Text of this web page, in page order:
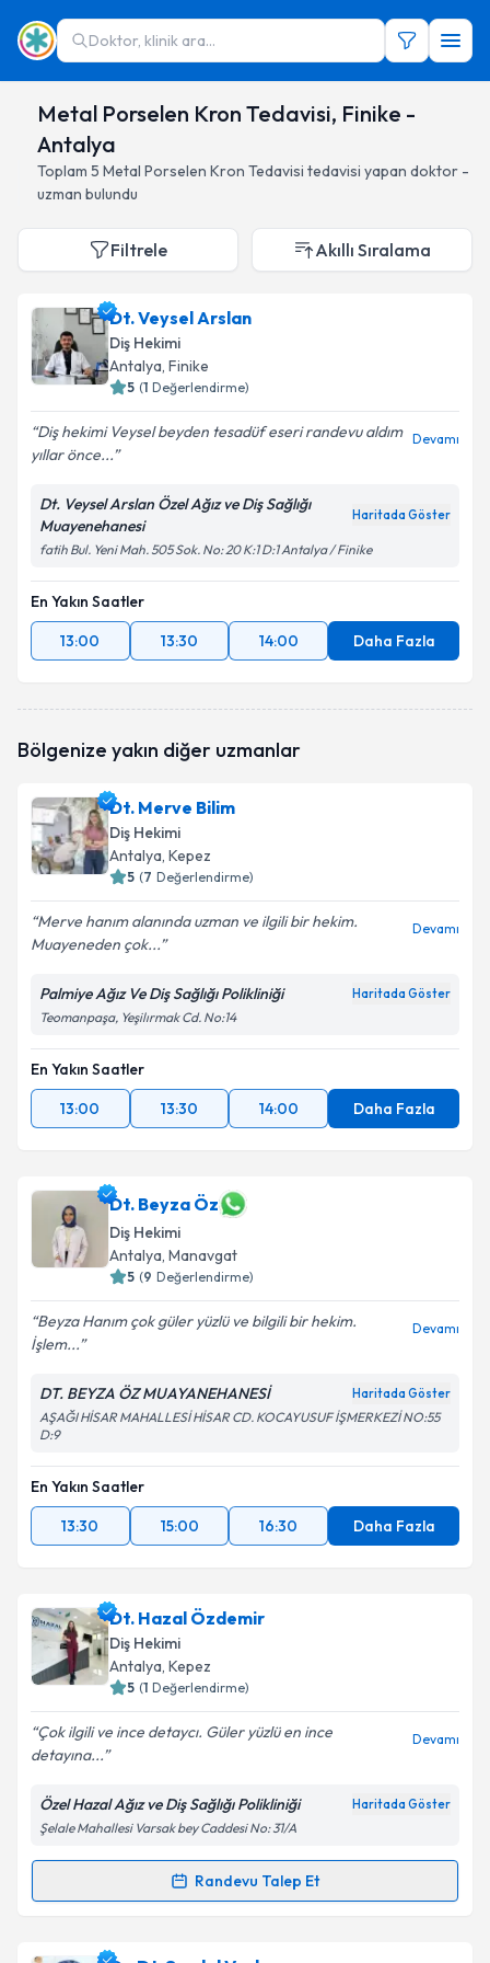
Doktor, klinik ara...
Metal Porselen Kron Tedavisi, Finike -
Antalya
Toplam 5 Metal Porselen Kron Tedavisi tedavisi yapan doktor -
uzman bulundu
Filtrele Akıllı Sıralama
Dt. Veysel Arslan
Diş Hekimi
Antalya, Finike
5 (1 Değerlendirme)
Diş hekimi Veysel beyden tesadüf eseri randevu aldım
yıllar önce...
Devamı
Dt. Veysel Arslan Özel Ağız ve Diş Sağlığı
Muayenehanesi
Haritada Göster
fatih Bul. Yeni Mah. 505 Sok. No: 20 K:1 D:1 Antalya / Finike
En Yakın Saatler
13:00
13:30 14:00 Daha Fazla
Bölgenize yakın diğer uzmanlar
Dt. Merve Bilim
Diş Hekimi
Antalya, Kepez
5 (7 Değerlendirme)
Merve hanım alanında uzman ve ilgili bir hekim.
Muayeneden çok...
Devamı
Palmiye Ağız Ve Diş Sağlığı Polikliniği Haritada Göster
Teomanpaşa, Yeşilırmak Cd. No:14
En Yakın Saatler
13:00
13:30 14:00 Daha Fazla
Dt. Beyza Öz
Diş Hekimi
Antalya, Manavgat
5 (9 Değerlendirme)
Beyza Hanım çok güler yüzlü ve bilgili bir hekim.
İşlem...
Devamı
DT. BEYZA ÖZ MUAYANEHANESİ Haritada Göster
AŞAĞI HİSAR MAHALLESİ HİSAR CD. KOCAYUSUF İŞMERKEZİ NO:55
D:9
En Yakın Saatler
13:30
15:00 16:30 Daha Fazla
Dt. Hazal Özdemir
Diş Hekimi
Antalya, Kepez
5 (1 Değerlendirme)
Çok ilgili ve ince detaycı. Güler yüzlü en ince
detayına...
Devamı
Özel Hazal Ağız ve Diş Sağlığı Polikliniği Haritada Göster
Şelale Mahallesi Varsak bey Caddesi No: 31/A
Randevu Talep Et
Randevu Takvimi Talebi